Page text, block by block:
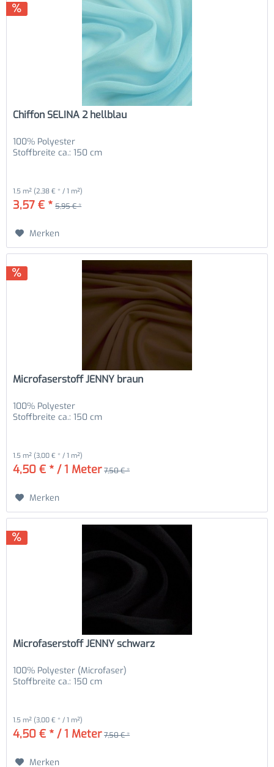
Chiffon SELINA 2 hellblau
100% Polyester
Stoffbreite ca.: 150 cm
1.5 m² (2,38 € * / 1 m²)
3,57 € * 5,95 € *
Merken
Microfaserstoff JENNY braun
100% Polyester
Stoffbreite ca.: 150 cm
1.5 m² (3,00 € * / 1 m²)
4,50 € * / 1 Meter 7,50 € *
Merken
Microfaserstoff JENNY schwarz
100% Polyester (Microfaser)
Stoffbreite ca.: 150 cm
1.5 m² (3,00 € * / 1 m²)
4,50 € * / 1 Meter 7,50 € *
Merken